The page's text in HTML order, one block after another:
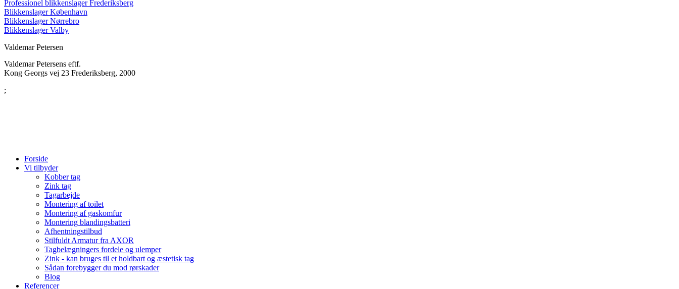
Professionel blikkenslager Frederiksberg
Blikkenslager København
Blikkenslager Nørrebro
Blikkenslager Valby
Valdemar Petersens eftf.
Kong Georgs vej 23 Frederiksberg, 2000
;
Forside
Vi tilbyder
Kobber tag
Zink tag
Tagarbejde
Montering af toilet
Montering af gaskomfur
Montering blandingsbatteri
Afhentningstilbud
Stilfuldt Armatur fra AXOR
Tagbelægningers fordele og ulemper
Zink - kan bruges til et holdbart og æstetisk tag
Sådan forebygger du mod rørskader
Blog
Referencer